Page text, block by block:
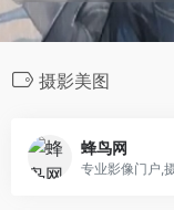
摄影美图
蜂鸟网